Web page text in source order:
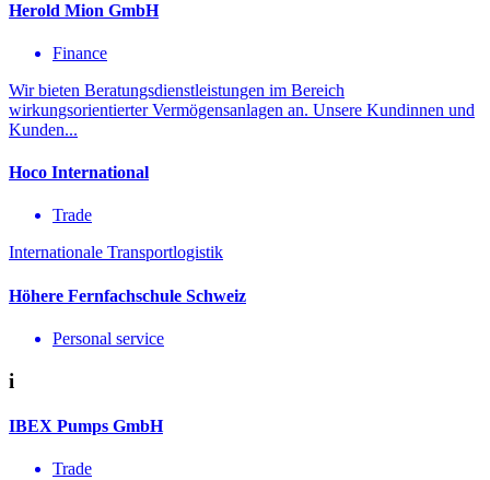
Herold Mion GmbH
Finance
Wir bieten Beratungsdienstleistungen im Bereich
wirkungsorientierter Vermögensanlagen an. Unsere Kundinnen und
Kunden...
Hoco International
Trade
Internationale Transportlogistik
Höhere Fernfachschule Schweiz
Personal service
i
IBEX Pumps GmbH
Trade